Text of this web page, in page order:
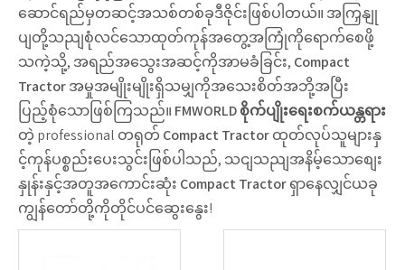
ဆောင်ရည်မှတဆင့်အသစ်တစ်ခုဒီဇိုင်းဖြစ်ပါတယ်။ အကြှနျု
ပျတို့သညျစုံလင်သောထုတ်ကုန်အတွေ့အကြုံကိုရောက်စေဖို့
သကဲ့သို့, အရည်အသွေးအဆင့်ကိုအာမခံခြင်း, Compact
Tractorအမှုအမျိုးမျိုးရှိသမျှကိုအသေးစိတ်အဘို့အပြီး
ပြည့်စုံသောဖြစ်ကြသည်။ FMWORLD စိုက်ပျိုးရေးစက်ယန္တရား
တဲ့ professional တရုတ် Compact Tractorထုတ်လုပ်သူများနှ
င့်ကုန်ပစ္စည်းပေးသွင်းဖြစ်ပါသည်, သငျသညျအနိမ့်သောစျေး
နှုန်းနှင့်အတူအကောင်းဆုံး Compact Tractorရှာနေလျှင်ယခု
ကျွန်တော်တို့ကိုတိုင်ပင်ဆွေးနွေး!